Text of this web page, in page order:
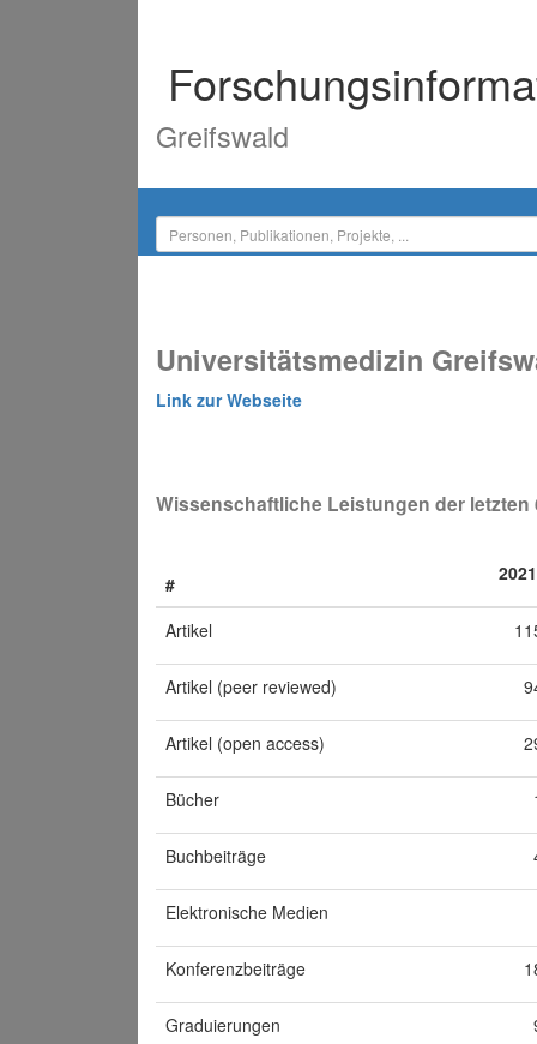
Greifswald
Universitätsmedizin
Link zur Webseite
Wissenschaftliche Leistungen der letzten
# 2021
Artikel
Artikel (peer reviewed)
Artikel (open access)
Bücher
Buchbeiträge
Elektronische Medien
Konferenzbeiträge
Graduierungen